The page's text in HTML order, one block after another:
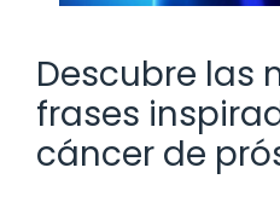
Descubre las
frases
cáncer de